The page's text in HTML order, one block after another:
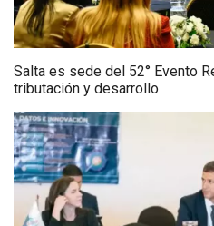
Salta es sede del 52° Evento
tributación y desarrollo